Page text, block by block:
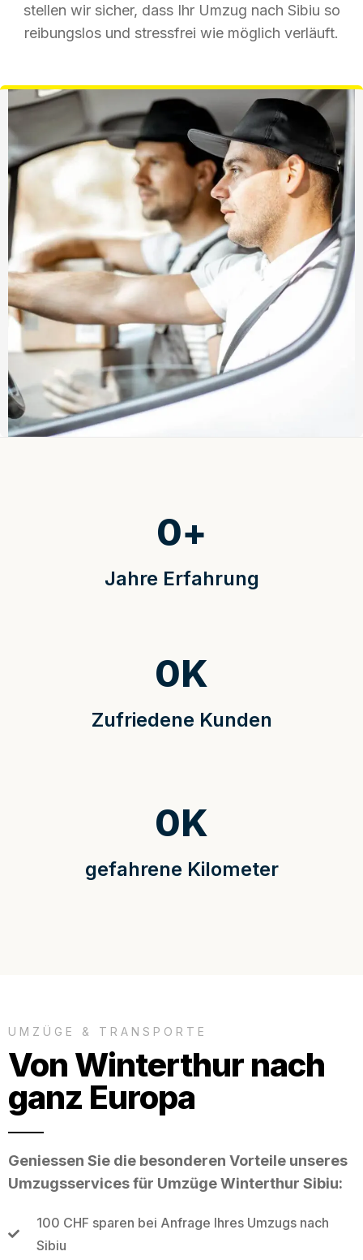
stellen wir sicher, dass Ihr Umzug nach Sibiu so
reibungslos und stressfrei wie möglich verläuft.
Jahre Erfahrung
0+
Zufriedene Kunden
0K
gefahrene Kilometer
0K
UMZÜGE & TRANSPORTE
Von Winterthur nach
ganz Europa
Geniessen Sie die besonderen Vorteile unseres
Umzugsservices für Umzüge Winterthur Sibiu:
100 CHF sparen bei Anfrage Ihres Umzugs nach
Sibiu